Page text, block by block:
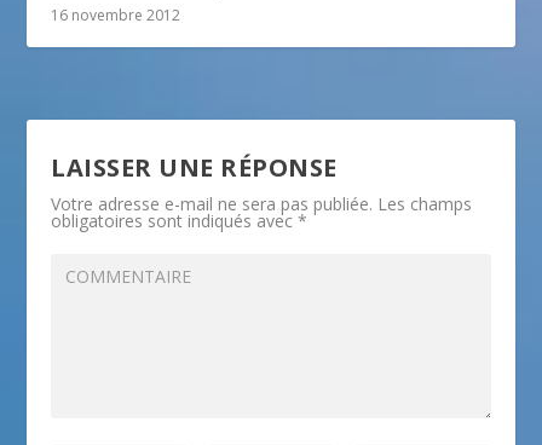
16 novembre 2012
LAISSER UNE RÉPONSE
Votre adresse e-mail ne sera pas publiée. Les champs
obligatoires sont indiqués avec*